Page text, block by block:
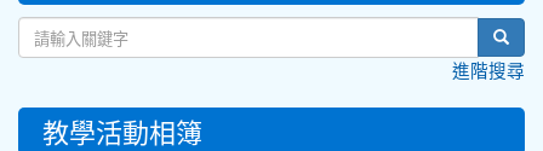
進階搜尋
教學活動相簿